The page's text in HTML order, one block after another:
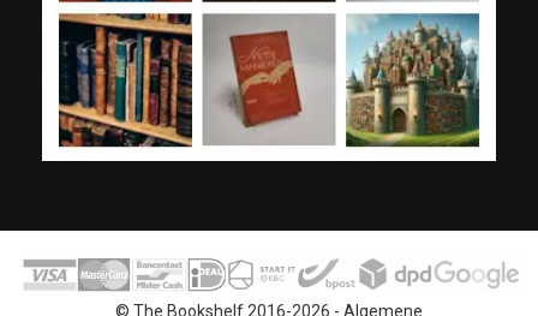
© The Bookshelf 2016-2026 - Algemene